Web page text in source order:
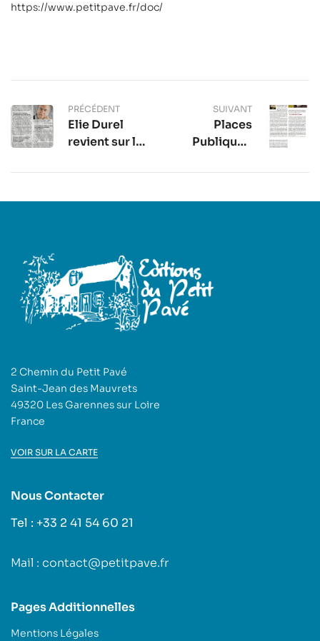
https://www.petitpave.fr/doc/
PRÉCÉDENT
Elie Durel
revient sur la
de Rais
SUIVANT
Places
Publique –
Pouvoir et
2 Chemin du Petit Pavé
Saint-Jean des Mauvrets
49320 Les Garennes sur Loire
France
VOIR SUR LA CARTE
Nous Contacter
Tel : +33 2 41 54 60 21
Mail : contact@petitpave.fr
Pages Additionnelles
Mentions Légales